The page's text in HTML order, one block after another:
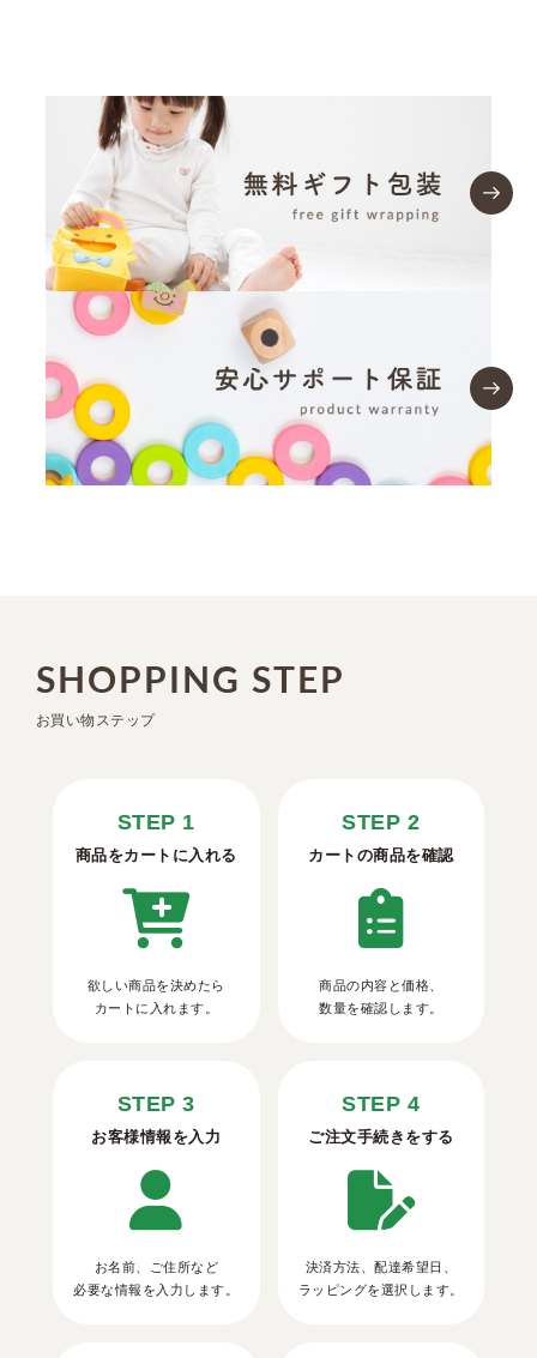
SHOPPING STEP
お買い物ステップ
STEP 1
商品をカートに入れる
欲しい商品を決めたら
カートに入れます。
STEP 2
カートの商品を確認
商品の内容と価格、
数量を確認します。
STEP 3
お客様情報を入力
お名前、ご住所など
必要な情報を入力します。
STEP 4
ご注文手続きをする
決済方法、配達希望日、
ラッピングを選択します。